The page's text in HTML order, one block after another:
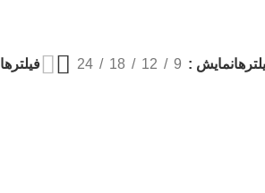
نمایش 9
12
18
24 فیلترها